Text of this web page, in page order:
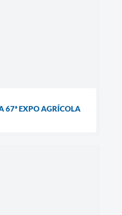
67ª EXPO AGRÍCOLA